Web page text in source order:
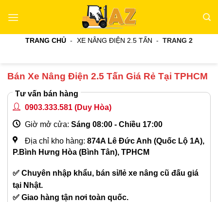
qua
TRANG CHỦ - XE NÂNG ĐIỆN 2.5 TẤN - TRANG 2
Bán Xe Nâng Điện 2.5 Tấn Giá Rẻ Tại TPHCM
Tư vấn bán hàng
0903.333.581 (Duy Hòa)
Giờ mở cửa: Sáng 08:00 - Chiều 17:00
Địa chỉ kho hàng: 874A Lê Đức Anh (Quốc Lộ 1A),
P.Bình Hưng Hòa (Bình Tân), TPHCM
✅ Chuyên nhập khẩu, bán sỉ/lẻ xe nâng cũ đấu giá
tại Nhật.
✅ Giao hàng tận nơi toàn quốc.